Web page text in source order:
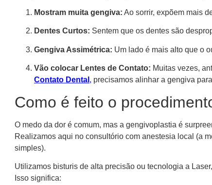
Mostram muita gengiva: Ao sorrir, expõem mais
Dentes Curtos: Sentem que os dentes são
Gengiva Assimétrica: Um lado é mais alto que o
Vão colocar Lentes de Contato: Muitas vezes,
Contato Dental , precisamos alinhar a gengiva
Como é feito o
O medo da dor é comum, mas a gengivoplastia é
Realizamos aqui no consultório com anestesia local (a
simples).
Utilizamos bisturis de alta precisão ou tecnologia a
Isso significa: